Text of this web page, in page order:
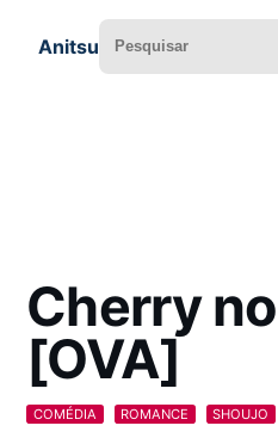
Anitsu
Cherry
[OVA]
COMÉDIA ROMANCE SHOUJO